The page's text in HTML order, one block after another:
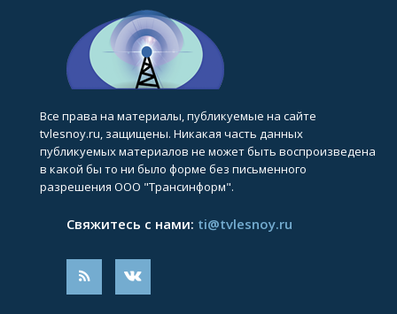
Все права на материалы, публикуемые на сайте
tvlesnoy.ru, защищены. Никакая часть данных
публикуемых материалов не может быть воспроизведена
в какой бы то ни было форме без письменного
разрешения ООО "Трансинформ".
Свяжитесь с нами: ti@tvlesnoy.ru